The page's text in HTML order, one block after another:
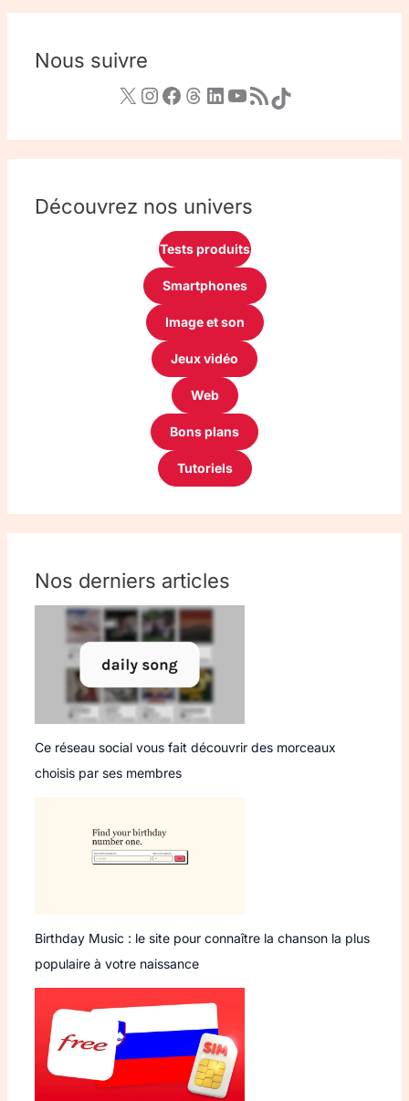
Nous suivre
Découvrez nos univers
Tests produits
Smartphones
Image et son
Jeux vidéo
Web
Bons plans
Tutoriels
Nos derniers articles
Ce réseau social vous fait découvrir des morceaux
choisis par ses membres
Birthday Music : le site pour connaître la chanson la plus
populaire à votre naissance